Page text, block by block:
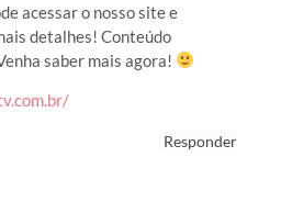
acessar o nosso site e
detalhes! Conteúdo
saber mais agora!
Responder